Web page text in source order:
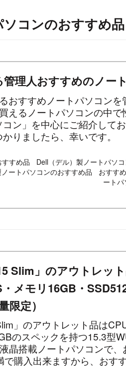
コンのおすすめ品
理人おすすめのノー
おすすめノートパソコン
えるノートパソコンの中
ン」を中心にご紹介して
りましたら、幸いです。
すめ品
Dell（デル）製ノートパソ
ートパソコンのおすすめ品 おすす
ート
Slim」のアウトレッ
・メモリ16GB・
限定）
」のアウトレット品は
のスペックを持つ15.3型
晶搭載ノートパソコンで
購入出来ますから、おす